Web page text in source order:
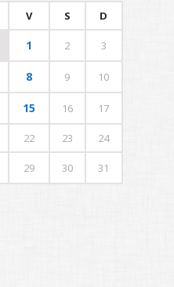
V S D
1 2 3
8 9 10
15 16 17
22 23 24
29 30 31